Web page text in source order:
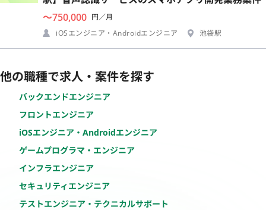
〜750,000 円／月
iOSエンジニア・Androidエンジニア
池袋駅
他の職種で求人・案件を探す
バックエンドエンジニア
フロントエンジニア
iOSエンジニア・Androidエンジニア
ゲームプログラマ・エンジニア
インフラエンジニア
セキュリティエンジニア
テストエンジニア・テクニカルサポート